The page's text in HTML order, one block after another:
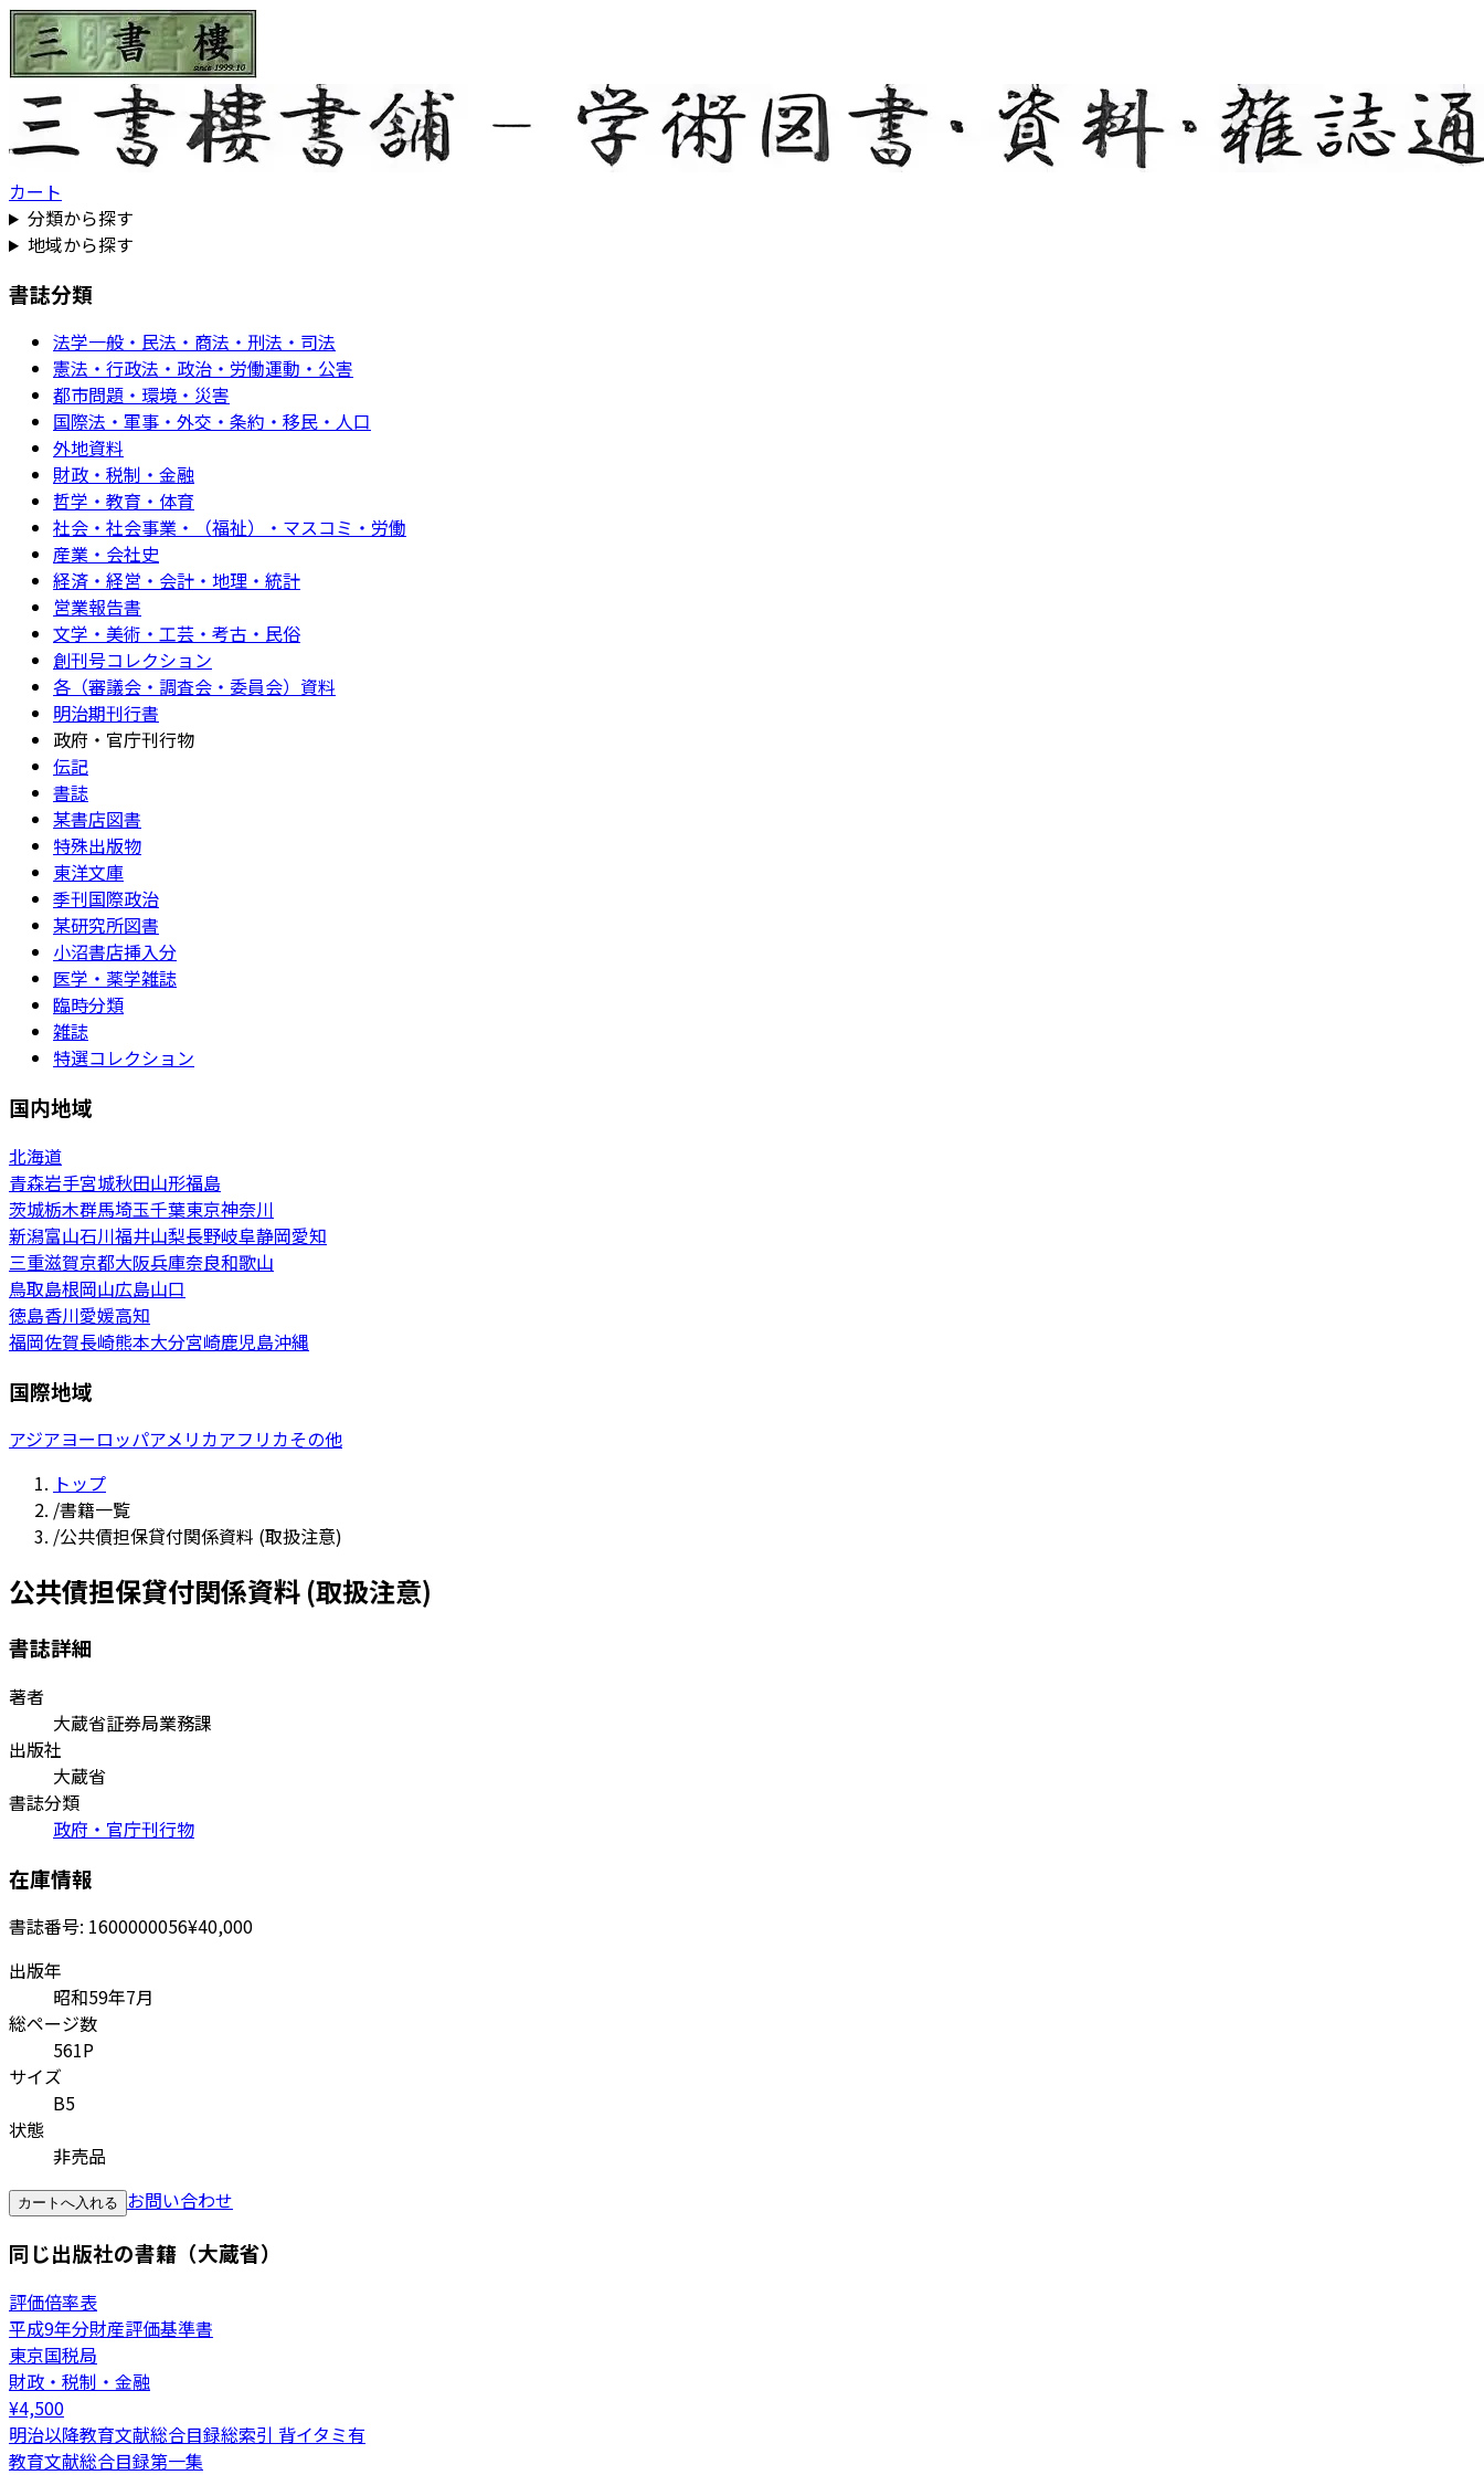
カート
分類から探す
地域から探す
書誌分類
法学一般・民法・商法・刑法・司法
憲法・行政法・政治・労働運動・公害
都市問題・環境・災害
国際法・軍事・外交・条約・移民・人口
外地資料
財政・税制・金融
哲学・教育・体育
社会・社会事業・（福祉）・マスコミ・労働
産業・会社史
経済・経営・会計・地理・統計
営業報告書
文学・美術・工芸・考古・民俗
創刊号コレクション
各（審議会・調査会・委員会）資料
明治期刊行書
政府・官庁刊行物
伝記
書誌
某書店図書
特殊出版物
東洋文庫
季刊国際政治
某研究所図書
小沼書店挿入分
医学・薬学雑誌
臨時分類
雑誌
特選コレクション
国内地域
北海道
青森岩手宮城秋田山形福島
茨城栃木群馬埼玉千葉東京神奈川
新潟富山石川福井山梨長野岐阜静岡愛知
三重滋賀京都大阪兵庫奈良和歌山
鳥取島根岡山広島山口
徳島香川愛媛高知
福岡佐賀長崎熊本大分宮崎鹿児島沖縄
国際地域
アジアヨーロッパアメリカアフリカその他
トップ
/書籍一覧
/公共債担保貸付関係資料 (取扱注意)
公共債担保貸付関係資料 (取扱注意)
書誌詳細
著者
大蔵省証券局業務課
出版社
大蔵省
書誌分類
政府・官庁刊行物
在庫情報
書誌番号: 1600000056¥40,000
出版年
昭和59年7月
総ページ数
561P
サイズ
B5
状態
非売品
カートへ入れる お問い合わせ
同じ出版社の書籍（大蔵省）
評価倍率表
平成9年分財産評価基準書
東京国税局
財政・税制・金融
¥4,500
明治以降教育文献総合目録総索引 背イタミ有
教育文献総合目録第一集